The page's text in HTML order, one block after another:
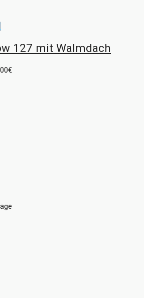
127 mit Walmdach